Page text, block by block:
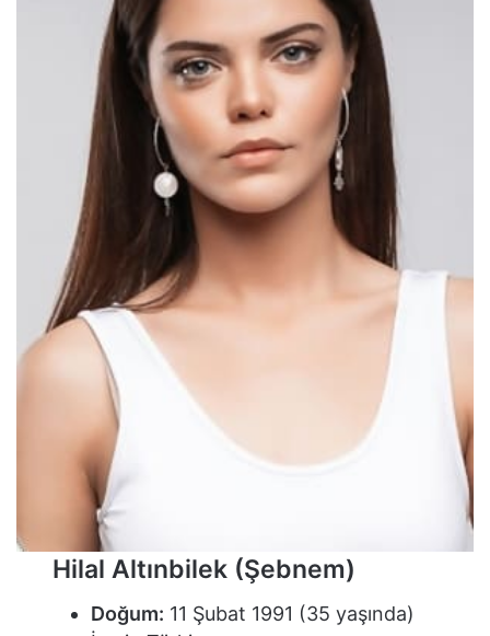
Hilal Altınbilek (Şebnem)
Doğum: 11 Şubat 1991 (35 yaşında)